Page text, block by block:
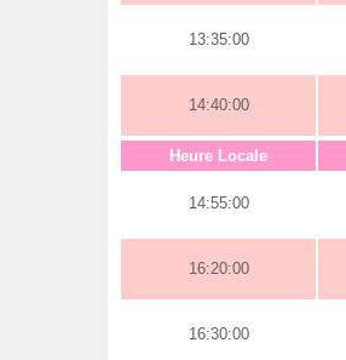
13:35:00
14:40:00
Heure Locale
14:55:00
16:20:00
16:30:00